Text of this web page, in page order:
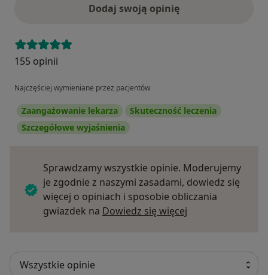
Dodaj swoją opinię
155 opinii
Najczęściej wymieniane przez pacjentów
Zaangażowanie lekarza
Skuteczność leczenia
Szczegółowe wyjaśnienia
Sprawdzamy wszystkie opinie. Moderujemy
je zgodnie z naszymi zasadami, dowiedz się
więcej o opiniach i sposobie obliczania
gwiazdek na Dowiedz się więcej